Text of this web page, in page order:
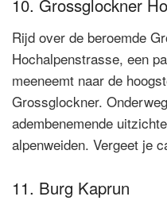
10. Grossglockner
Rijd over de beroemde
Hochalpenstrasse, een
meeneemt naar de
Grossglockner.
adembenemende
alpenweiden. Vergeet je
11. Burg Kaprun